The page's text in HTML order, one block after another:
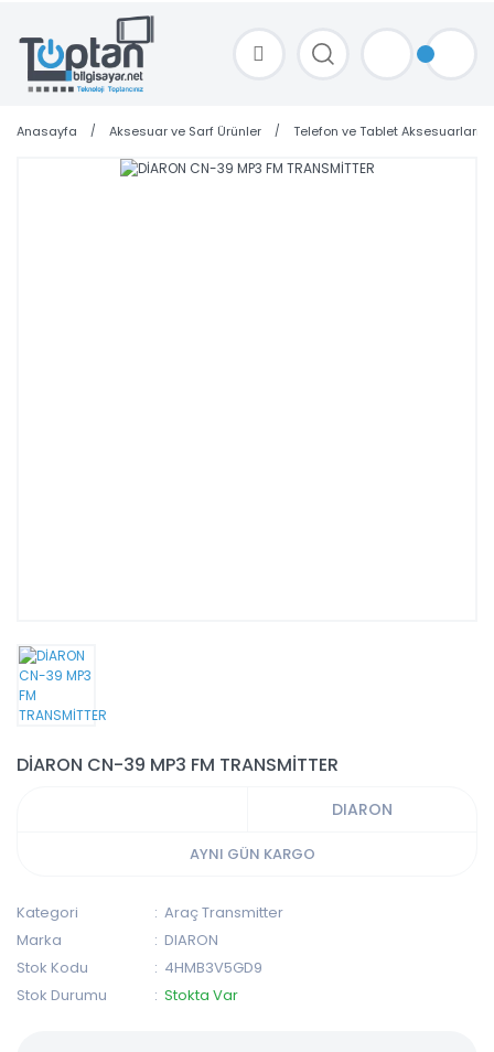
TOPTAN FİYAT ALMAK İÇİN satis@toptanbilgisayar.net MAİL ATINIZ.
SİPARİŞLERİNİZİ AYNI GÜN KARGO İLE GÖNDERİYORUZ!
Anasayfa Aksesuar ve Sarf Ürünler Telefon ve Tablet Aksesuarları
DİARON CN-39 MP3 FM TRANSMİTTER
DIARON
AYNI GÜN KARGO
Kategori
Araç Transmitter
Marka
DIARON
Stok Kodu
4HMB3V5GD9
Stok Durumu
Stokta Var